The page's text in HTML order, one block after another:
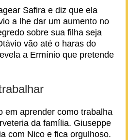
Safira e diz que ela
a lhe dar um aumento no
sobre sua filha seja
vão até o haras do
a Ermínio que pretende
em aprender como trabalha
da família. Giuseppe
com Nico e fica orgulhoso.